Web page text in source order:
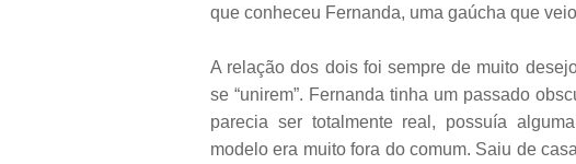
que conheceu Fernanda, uma gaúcha que
A relação dos dois foi sempre de muito
se “unirem”. Fernanda tinha um passado
parecia ser totalmente real, possuía
modelo era muito fora do comum. Saiu de